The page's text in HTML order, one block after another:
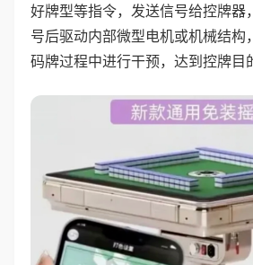
好牌型等指令，发送信号给控牌器
号后驱动内部微型电机或机械结构
码牌过程中进行干预，达到控牌目